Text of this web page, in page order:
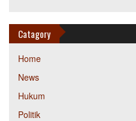
Catagory
Home
News
Hukum
Politik